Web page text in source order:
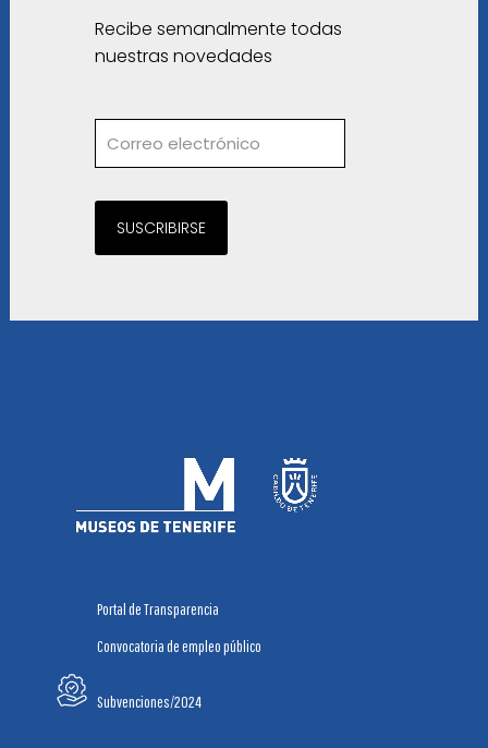
Recibe semanalmente todas
nuestras novedades
SUSCRIBIRSE
Portal de Transparencia
Convocatoria de empleo público
Subvenciones/2024